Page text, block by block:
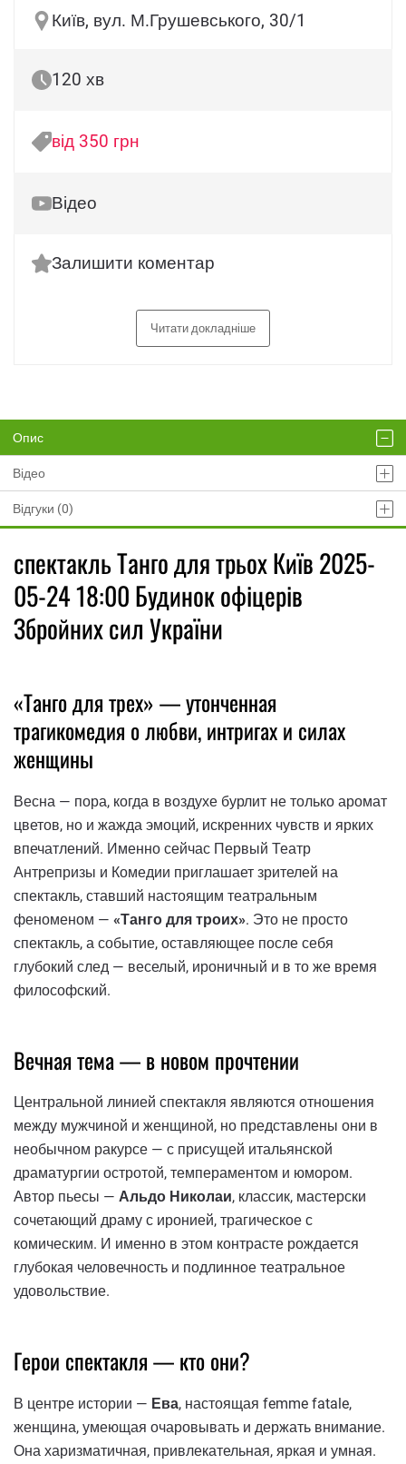
Київ, вул. М.Грушевського, 30/1
120 хв
від 350 грн
Відео
Залишити коментар
Читати докладніше
Опис
Відео
Відгуки (0)
спектакль Танго для трьох Київ 2025-
05-24 18:00 Будинок офіцерів
Збройних сил України
«Танго для трех» — утонченная
трагикомедия о любви, интригах и силах
женщины
Весна — пора, когда в воздухе бурлит не только аромат
цветов, но и жажда эмоций, искренних чувств и ярких
впечатлений. Именно сейчас Первый Театр
Антрепризы и Комедии приглашает зрителей на
спектакль, ставший настоящим театральным
феноменом — «Танго для троих». Это не просто
спектакль, а событие, оставляющее после себя
глубокий след — веселый, ироничный и в то же время
философский.
Вечная тема — в новом прочтении
Центральной линией спектакля являются отношения
между мужчиной и женщиной, но представлены они в
необычном ракурсе — с присущей итальянской
драматургии остротой, темпераментом и юмором.
Автор пьесы — Альдо Николаи, классик, мастерски
сочетающий драму с иронией, трагическое с
комическим. И именно в этом контрасте рождается
глубокая человечность и подлинное театральное
удовольствие.
Герои спектакля — кто они?
В центре истории — Ева, настоящая femme fatale,
женщина, умеющая очаровывать и держать внимание.
Она харизматичная, привлекательная, яркая и умная.